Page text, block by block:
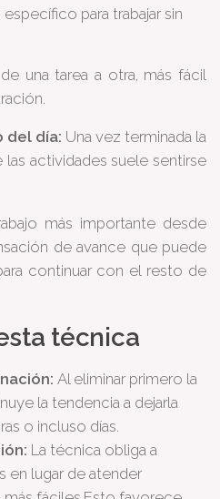
para trabajar sin
una tarea a otra, más fácil
del día: Una vez terminada la
las actividades suele sentirse
más importante desde
de avance que puede
continuar con el resto de
técnica
Al eliminar primero la
la tendencia a dejarla
o incluso días.
La técnica obliga a
en lugar de atender